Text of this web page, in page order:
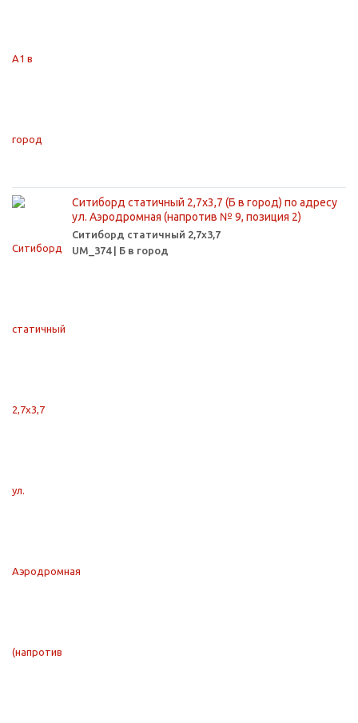
Ситиборд статичный 2,7х3,7 (Б в город) по адресу
ул. Аэродромная (напротив № 9, позиция 2)
Ситиборд статичный 2,7х3,7
UM_374 | Б в город